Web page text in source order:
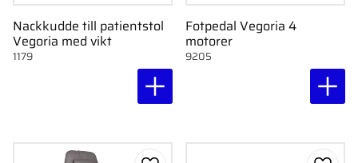
Nackkudde till patientstol
Vegoria med vikt
1179
Fotpedal Vegoria 4
motorer
9205